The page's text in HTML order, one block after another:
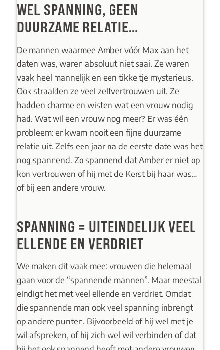
WEL SPANNING, GEEN
DUURZAME RELATIE…
De mannen waarmee Amber vóór Max aan het
daten was, waren absoluut niet saai. Ze waren
vaak heel mannelijk en een tikkeltje mysterieus.
Ook straalden ze veel zelfvertrouwen uit. Ze
hadden charme en wisten wat een vrouw nodig
had. Wat wil een vrouw nog meer? Er was één
probleem: er kwam nooit een fijne duurzame
relatie uit. Zelfs een jaar na de eerste date was het
nog spannend. Zo spannend dat Amber er niet op
kon vertrouwen of hij met de Kerst bij haar was…
of bij een andere vrouw.
SPANNING = UITEINDELIJK VEEL
ELLENDE EN VERDRIET
We maken dit vaak mee: vrouwen die helemaal
gaan voor de “spannende mannen”. Maar meestal
eindigt het met veel ellende en verdriet. Omdat
die spannende man ook veel spanning inbrengt
op andere punten. Bijvoorbeeld of hij wel met je
wil afspreken, of hij zich wel wil verbinden of dat